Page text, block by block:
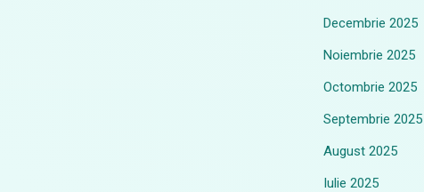
Decembrie 2025
Noiembrie 2025
Octombrie 2025
Septembrie 2025
August 2025
Iulie 2025